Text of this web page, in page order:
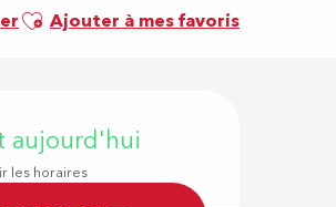
Ajouter aux favoris
Ajouter à mes favoris
aujourd'hui
les horaires